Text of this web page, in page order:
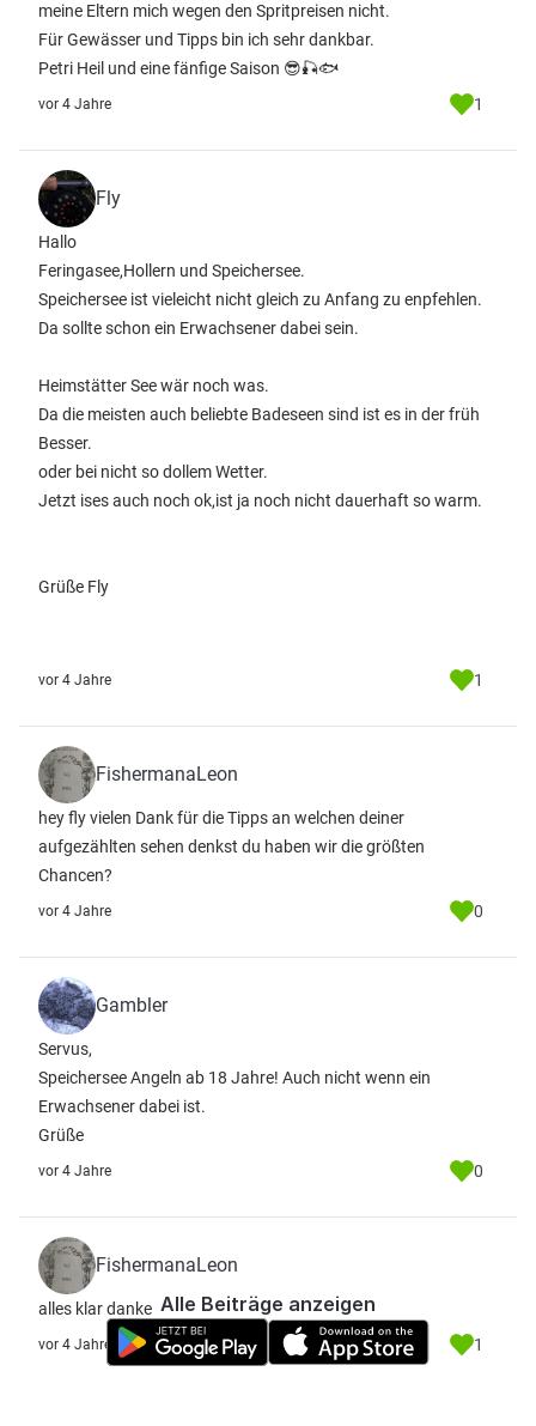
meine Eltern mich wegen den Spritpreisen nicht.
Für Gewässer und Tipps bin ich sehr dankbar.
Petri Heil und eine fänfige Saison 😎🎣🐟
vor 4 Jahre 1
Fly
Hallo
Feringasee,Hollern und Speichersee.
Speichersee ist vieleicht nicht gleich zu Anfang zu enpfehlen.
Da sollte schon ein Erwachsener dabei sein.
Heimstätter See wär noch was.
Da die meisten auch beliebte Badeseen sind ist es in der früh
Besser.
oder bei nicht so dollem Wetter.
Jetzt ises auch noch ok,ist ja noch nicht dauerhaft so warm.
Grüße Fly
vor 4 Jahre 1
FishermanaLeon
hey fly vielen Dank für die Tipps an welchen deiner
aufgezählten sehen denkst du haben wir die größten
Chancen?
vor 4 Jahre 0
Gambler
Servus,
Speichersee Angeln ab 18 Jahre! Auch nicht wenn ein
Erwachsener dabei ist.
Grüße
vor 4 Jahre 0
FishermanaLeon
alles klar danke
vor 4 Jahre 1
Alle Beiträge anzeigen